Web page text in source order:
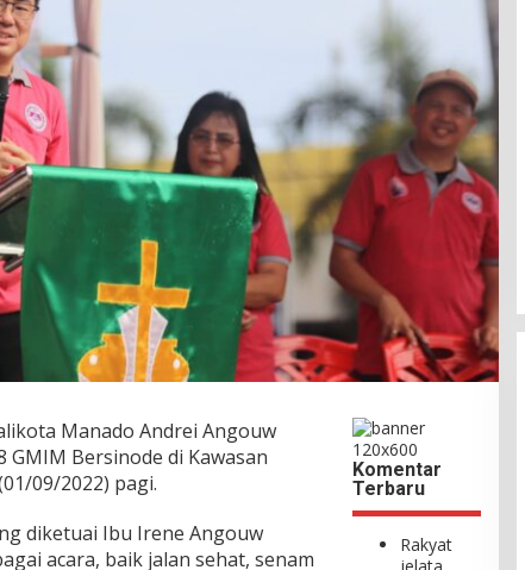
Manado Andrei Angouw
Bersinode di Kawasan
09/2022) pagi.
diketuai Ibu Irene Angouw
acara, baik jalan sehat, senam
Komentar
Terbaru
Rakyat
jelata